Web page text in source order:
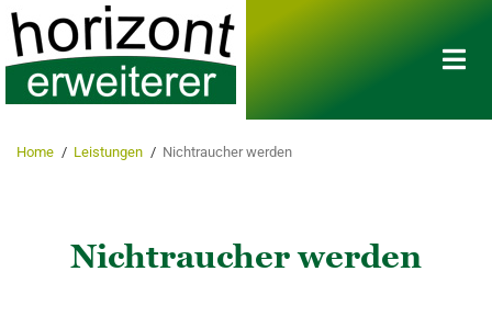
Home / Leistungen / Nichtraucher werden
Nichtraucher werden